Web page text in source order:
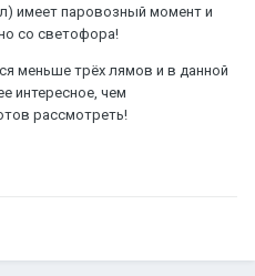
имеет паровозный момент и
со светофора!
меньше трёх лямов и в данной
интересное, чем
рассмотреть!